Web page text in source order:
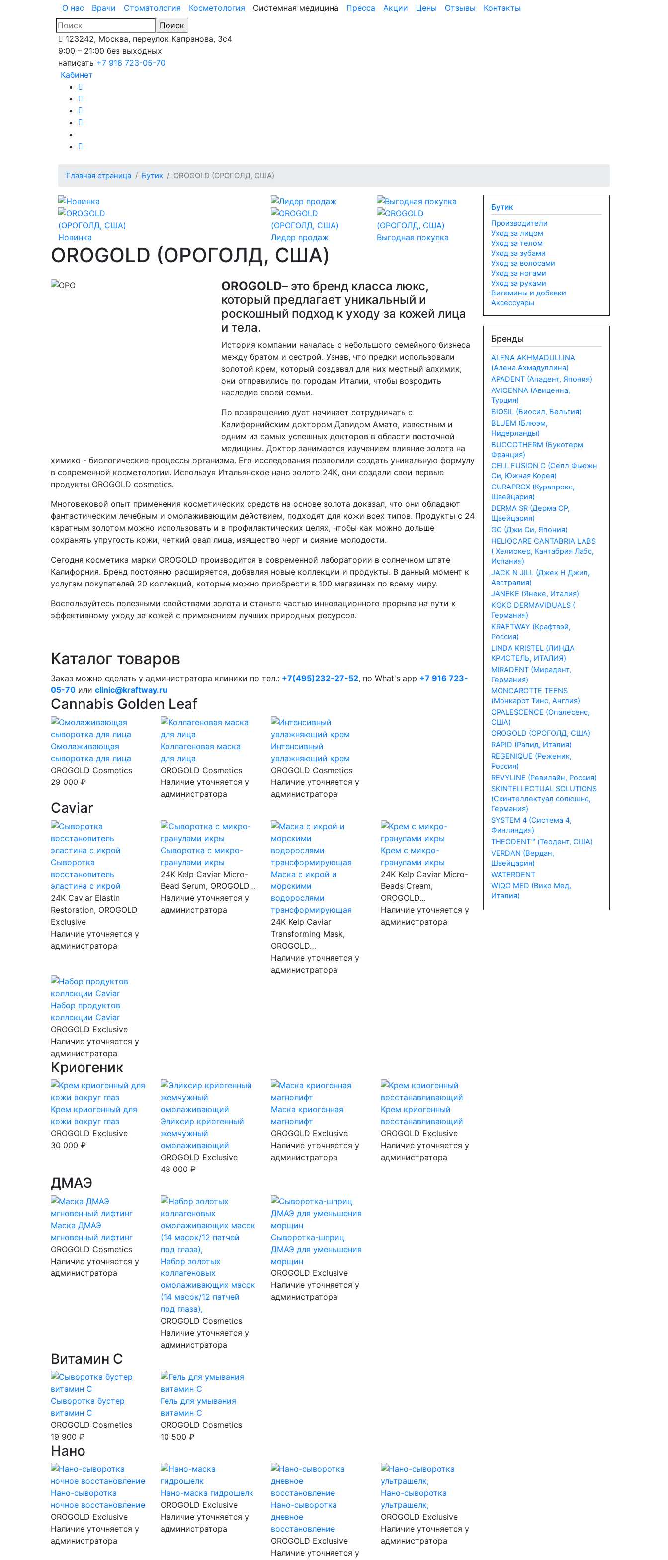
О нас
Врачи Стоматология Косметология Системная медицина Пресса Акции Цены Отзывы Контакты
123242, Москва, переулок Капранова, 3с4
9:00 – 21:00 без выходных
написать +7 916 723-05-70
Кабинет
Главная страница Бутик OROGOLD (ОРОГОЛД, США)
Новинка Лидер продаж Выгодная покупка
OROGOLD (ОРОГОЛД, США)
OROGOLD– это бренд класса люкс,
который предлагает уникальный и
роскошный подход к уходу за кожей лица
и тела.
История компании началась с небольшого семейного бизнеса
между братом и сестрой. Узнав, что предки использовали
золотой крем, который создавал для них местный алхимик,
они отправились по городам Италии, чтобы возродить
наследие своей семьи.
По возвращению дует начинает сотрудничать с
Калифорнийским доктором Дэвидом Амато, известным и
одним из самых успешных докторов в области восточной
медицины. Доктор занимается изучением влияние золота на
химико - биологические процессы организма. Его исследования позволили создать уникальную формулу
в современной косметологии. Используя Итальянское нано золото 24К, они создали свои первые
продукты OROGOLD cosmetics.
Многовековой опыт применения косметических средств на основе золота доказал, что они обладают
фантастическим лечебным и омолаживающим действием, подходят для кожи всех типов. Продукты с 24
каратным золотом можно использовать и в профилактических целях, чтобы как можно дольше
сохранять упругость кожи, четкий овал лица, изящество черт и сияние молодости.
Сегодня косметика марки OROGOLD производится в современной лаборатории в солнечном штате
Калифорния. Бренд постоянно расширяется, добавляя новые коллекции и продукты. В данный момент к
услугам покупателей 20 коллекций, которые можно приобрести в 100 магазинах по всему миру.
Воспользуйтесь полезными свойствами золота и станьте частью инновационного прорыва на пути к
эффективному уходу за кожей с применением лучших природных ресурсов.
Каталог товаров
Заказ можно сделать у администратора клиники по тел.: +7(495)232-27-52, по What's app +7 916 723-
05-70 или clinic@kraftway.ru
Cannabis Golden Leaf
Омолаживающая
сыворотка для лица
OROGOLD Cosmetics
29 000 ₽
Коллагеновая маска
для лица
OROGOLD Cosmetics
Наличие уточняется у
администратора
Интенсивный
увлажняющий крем
OROGOLD Cosmetics
Наличие уточняется у
администратора
Caviar
Сыворотка
восстановитель
эластина с икрой
24K Caviar Elastin
Restoration, OROGOLD
Exclusive
Наличие уточняется у
администратора
Сыворотка c микро-
гранулами икры
24K Kelp Caviar Micro-
Bead Serum, OROGOLD…
Наличие уточняется у
администратора
Маска с икрой и
морскими
водорослями
трансформирующая
24K Kelp Caviar
Transforming Mask,
OROGOLD…
Наличие уточняется у
администратора
Крем с микро-
гранулами икры
24K Kelp Caviar Micro-
Beads Cream,
OROGOLD…
Наличие уточняется у
администратора
Набор продуктов
коллекции Caviar
OROGOLD Exclusive
Наличие уточняется у
администратора
Криогеник
Крем криогенный для
кожи вокруг глаз
OROGOLD Exclusive
30 000 ₽
Эликсир криогенный
жемчужный
омолаживающий
OROGOLD Exclusive
48 000 ₽
Маска криогенная
магнолифт
OROGOLD Exclusive
Наличие уточняется у
администратора
Крем криогенный
восстанавливающий
OROGOLD Exclusive
Наличие уточняется у
администратора
ДМАЭ
Маска ДМАЭ
мгновенный лифтинг
OROGOLD Cosmetics
Наличие уточняется у
администратора
Набор золотых
коллагеновых
омолаживающих масок
(14 масок/12 патчей
под глаза),
OROGOLD Cosmetics
Наличие уточняется у
администратора
Сыворотка-шприц
ДМАЭ для уменьшения
морщин
OROGOLD Exclusive
Наличие уточняется у
администратора
Витамин С
Сыворотка бустер
витамин С
OROGOLD Cosmetics
19 900 ₽
Гель для умывания
витамин С
OROGOLD Cosmetics
10 500 ₽
Нано
Нано-сыворотка
ночное восстановление
OROGOLD Exclusive
Наличие уточняется у
администратора
Нано-маска гидрошелк
OROGOLD Exclusive
Наличие уточняется у
администратора
Нано-сыворотка
дневное
восстановление
OROGOLD Exclusive
Наличие уточняется у
Нано-сыворотка
ультрашелк,
OROGOLD Exclusive
Наличие уточняется у
администратора
Бутик
Производители
Уход за лицом
Уход за телом
Уход за зубами
Уход за волосами
Уход за ногами
Уход за руками
Витамины и добавки
Аксессуары
Бренды
ALENA AKHMADULLINA
(Алена Ахмадуллина)
APADENT (Ападент, Япония)
AVICENNA (Авиценна,
Турция)
BIOSIL (Биосил, Бельгия)
BLUEM (Блюэм,
Нидерланды)
BUCCOTHERM (Букотерм,
Франция)
CELL FUSION C (Селл Фьюжн
Си, Южная Корея)
CURAPROX (Курапрокс,
Швейцария)
DERMA SR (Дерма СР,
Щвейцария)
GC (Джи Си, Япония)
HELIOCARE CANTABRIA LABS
( Хелиокер, Кантабрия Лабс,
Испания)
JACK N JILL (Джек Н Джил,
Австралия)
JANEKE (Янеке, Италия)
KOKO DERMAVIDUALS (
Германия)
KRAFTWAY (Крафтвэй,
Россия)
LINDA KRISTEL (ЛИНДА
КРИСТЕЛЬ, ИТАЛИЯ)
MIRADENT (Мирадент,
Германия)
MONCAROTTE TEENS
(Монкарот Тинс, Англия)
OPALESCENCE (Опалесенс,
США)
OROGOLD (ОРОГОЛД, США)
RAPID (Рапид, Италия)
REGENIQUE (Реженик,
Россия)
REVYLINE (Ревилайн, Россия)
SKINTELLECTUAL SOLUTIONS
(Скинтеллектуал солюшнс,
Германия)
SYSTEM 4 (Система 4,
Финляндия)
THEODENT™ (Теодент, США)
VERDAN (Вердан,
Швейцария)
WATERDENT
WIQO MED (Вико Мед,
Италия)